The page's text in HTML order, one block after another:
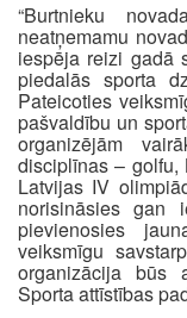
“Burtnieku
neatņemamu
iespēja reizi gadā
piedalās sporta
Pateicoties
pašvaldību un
organizējām
disciplīnas – golfu,
Latvijas IV
norisināsies gan
pievienosies
veiksmīgu
organizācija būs
Sporta attīstības